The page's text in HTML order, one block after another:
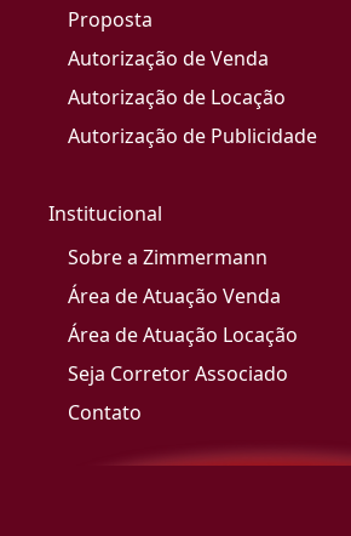
Proposta
Autorização de Venda
Autorização de Locação
Autorização de Publicidade
Institucional
Sobre a Zimmermann
Área de Atuação Venda
Área de Atuação Locação
Seja Corretor Associado
Contato